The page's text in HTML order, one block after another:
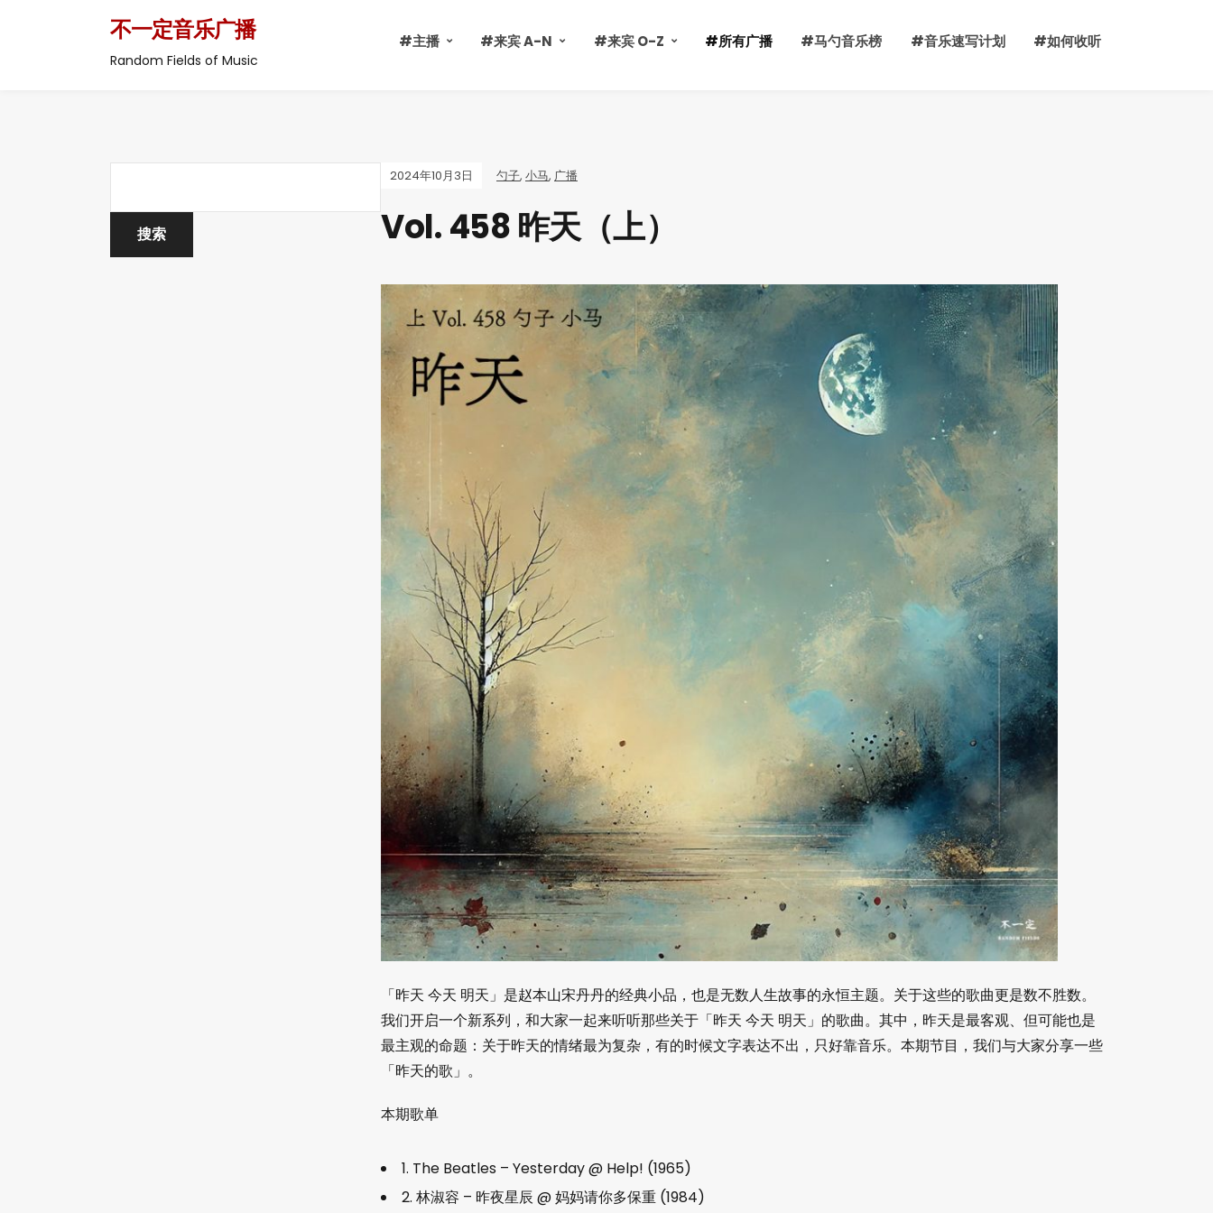
不一定音乐广播
Random Fields of Music
#主播 #来宾 A-N #来宾 O-Z #所有广播 #马勺音乐榜 #音乐速写计划 #如何收听
2024年10月3日 勺子, 小马, 广播
Vol. 458 昨天（上）
「昨天 今天 明天」是赵本山宋丹丹的经典小品，也是无数人生故事的永恒主题。关于这些的歌曲更是数不胜数。
我们开启一个新系列，和大家一起来听听那些关于「昨天 今天 明天」的歌曲。其中，昨天是最客观、但可能也是
最主观的命题：关于昨天的情绪最为复杂，有的时候文字表达不出，只好靠音乐。本期节目，我们与大家分享一些
「昨天的歌」。
本期歌单
1. The Beatles – Yesterday @ Help! (1965)
2. 林淑容 – 昨夜星辰 @ 妈妈请你多保重 (1984)